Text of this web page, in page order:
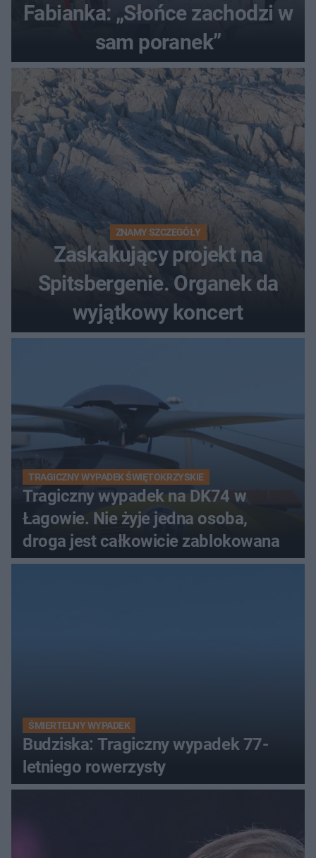
Fabianka: „Słońce zachodzi w
sam poranek”
ZNAMY SZCZEGÓŁY
Zaskakujący projekt na
Spitsbergenie. Organek da
wyjątkowy koncert
TRAGICZNY WYPADEK ŚWIĘTOKRZYSKIE
Tragiczny wypadek na DK74 w
Łagowie. Nie żyje jedna osoba,
droga jest całkowicie zablokowana
ŚMIERTELNY WYPADEK
Budziska: Tragiczny wypadek 77-
letniego rowerzysty